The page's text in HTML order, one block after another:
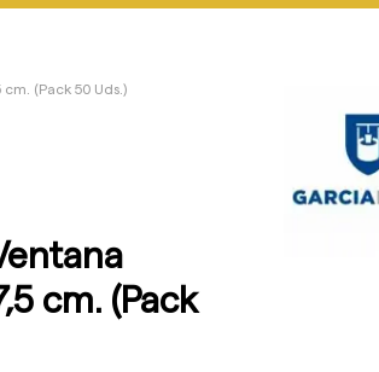
(Pack 50 Uds.)
cm. (Pack